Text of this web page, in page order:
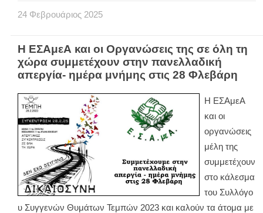
24 Φεβρουάριος 2025
Η ΕΣΑμεΑ και οι Οργανώσεις της σε όλη τη
χώρα συμμετέχουν στην πανελλαδική
απεργία- ημέρα μνήμης στις 28 Φλεβάρη
Η ΕΣΑμεΑ
και οι
οργανώσεις
μέλη της
συμμετέχουν
στο κάλεσμα
του Συλλόγο
υ Συγγενών Θυμάτων Τεμπών 2023 και καλούν τα άτομα με